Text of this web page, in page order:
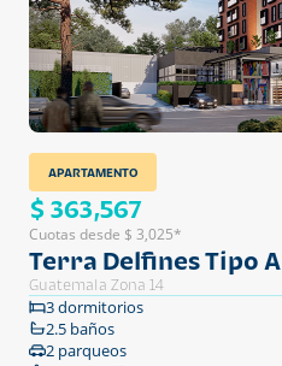
APARTAMENTO
$ 363,567
Cuotas desde $ 3,025*
Terra Delfines Tipo A
Guatemala Zona 14
3 dormitorios
2.5 baños
2 parqueos